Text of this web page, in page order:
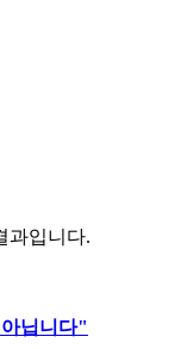
과입니다.
닙니다"